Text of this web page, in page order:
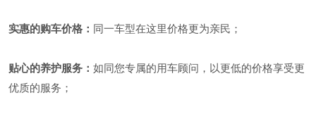
实惠的购车价格： 同一车型在这里价格更为亲民；
贴心的养护服务： 如同您专属的用车顾问，以更低的价格享受更
优质的服务；